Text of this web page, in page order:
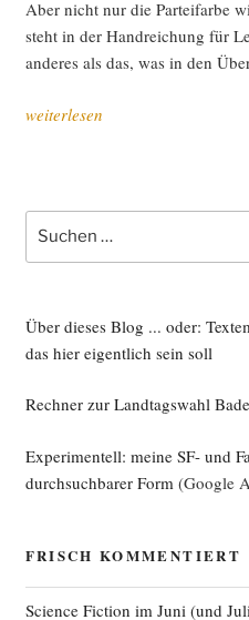
Aber nicht nur die Par­tei­far­be
steht in der Hand­rei­chung für
ande­res als das, was in den
„Über
keit,
Daten­
Schu­
len
set­
weiterlesen
Suche
nach:
Über dieses Blog ... oder:
das hier eigentlich sein soll
Rechner zur Landtagswahl
Experimentell: meine SF- und
durchsuchbarer Form (Google
FRISCH KOMMENTIERT
Science Fiction im Juni (und